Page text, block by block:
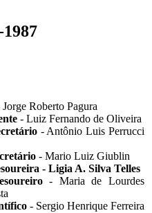
Jorge Roberto Pagura
- Luiz Fernando de Oliveira
- Antônio Luis Perrucci
- Mario Luiz Giublin
- Ligia A. Silva Telles
- Maria de Lourdes
- Sergio Henrique Ferreira